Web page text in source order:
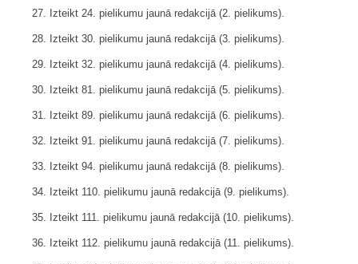
27. Izteikt 24. pielikumu jaunā redakcijā (2. pielikums).
28. Izteikt 30. pielikumu jaunā redakcijā (3. pielikums).
29. Izteikt 32. pielikumu jaunā redakcijā (4. pielikums).
30. Izteikt 81. pielikumu jaunā redakcijā (5. pielikums).
31. Izteikt 89. pielikumu jaunā redakcijā (6. pielikums).
32. Izteikt 91. pielikumu jaunā redakcijā (7. pielikums).
33. Izteikt 94. pielikumu jaunā redakcijā (8. pielikums).
34. Izteikt 110. pielikumu jaunā redakcijā (9. pielikums).
35. Izteikt 111. pielikumu jaunā redakcijā (10. pielikums).
36. Izteikt 112. pielikumu jaunā redakcijā (11. pielikums).